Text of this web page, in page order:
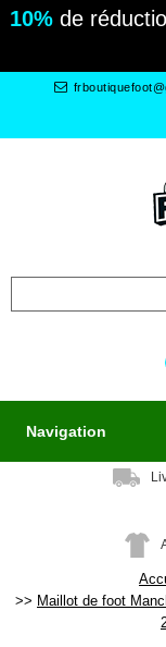
10%de
Navigation
Maillot de foot